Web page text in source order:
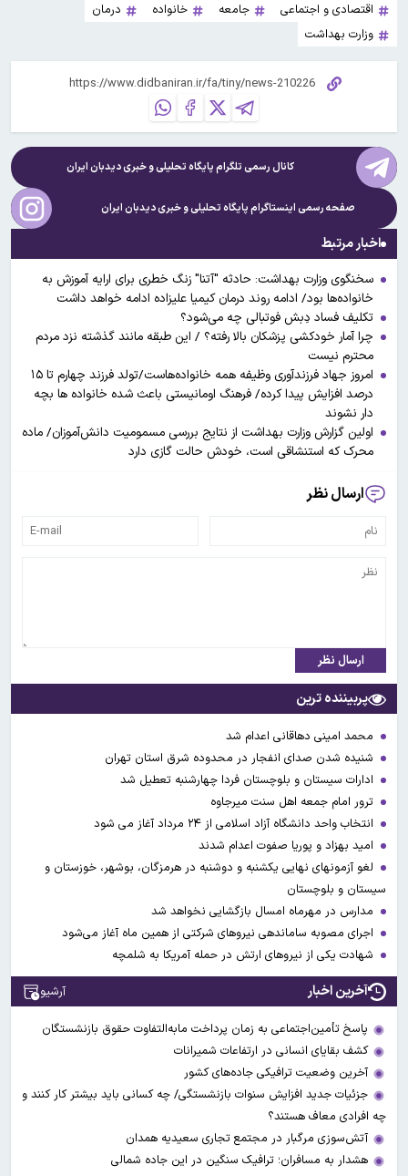
اقتصادی و اجتماعی جامعه خانواده
درمان
وزارت بهداشت
کانال رسمی تلگرام پایگاه تحلیلی و خبریدیدبان ایران
صفحه رسمی اینستاگرام پایگاه تحلیلی و خبریدیدبان ایران
اخبار مرتبط
سخنگوی وزارت بهداشت: حادثه "آتنا" زنگ خطری برای ارایه آموزش‌ به
خانواده‌ها بود/ ادامه روند درمان کیمیا علیزاده ادامه خواهد داشت
تکلیف فساد دِبش فوتبالی چه می‌شود؟
چرا آمار خودکشی پزشکان بالا رفته؟ / این طبقه مانند گذشته نزد مردم
محترم نیست
امروز جهاد فرزندآوری وظیفه همه خانواده‌هاست/تولد فرزند چهارم تا ۱۵
درصد افزایش پیدا کرده/ فرهنگ اومانیستی باعث شده خانواده ها بچه
دار نشوند
اولین گزارش وزارت بهداشت از نتایج بررسی مسمومیت دانش‌آموزان/ ماده
محرک که استنشاقی است، خودش حالت گازی دارد
ارسال نظر
ارسال نظر
پربیننده ترین
محمد امینی دهاقانی اعدام شد
شنیده شدن صدای انفجار در محدوده شرق استان تهران
ادارات سیستان و بلوچستان فردا چهارشنبه تعطیل شد
ترور امام جمعه اهل سنت میرجاوه
انتخاب واحد دانشگاه آزاد اسلامی از ۲۴ مرداد آغاز می شود
امید بهزاد و پوریا صفوت اعدام شدند
لغو آزمونهای نهایی یکشنبه و دوشنبه در هرمزگان، بوشهر، خوزستان و
سیستان و بلوچستان
مدارس در مهرماه امسال بازگشایی نخواهد شد
اجرای مصوبه ساماندهی نیرو‌های شرکتی از همین ماه آغاز می‌شود
شهادت یکی از نیروهای ارتش در حمله آمریکا به شلمچه
آخرین اخبار آرشیو
پاسخ تأمین‌اجتماعی به زمان پرداخت مابه‌التفاوت حقوق بازنشستگان
کشف بقایای انسانی در ارتفاعات شمیرانات
آخرین وضعیت ترافیکی جاده‌های کشور
جزئیات جدید افزایش سنوات بازنشستگی/ چه کسانی باید بیشتر کار کنند و
چه افرادی معاف هستند؟
آتش‌سوزی مرگبار در مجتمع تجاری سعیدیه همدان
هشدار به مسافران؛ ترافیک سنگین در این جاده شمالی